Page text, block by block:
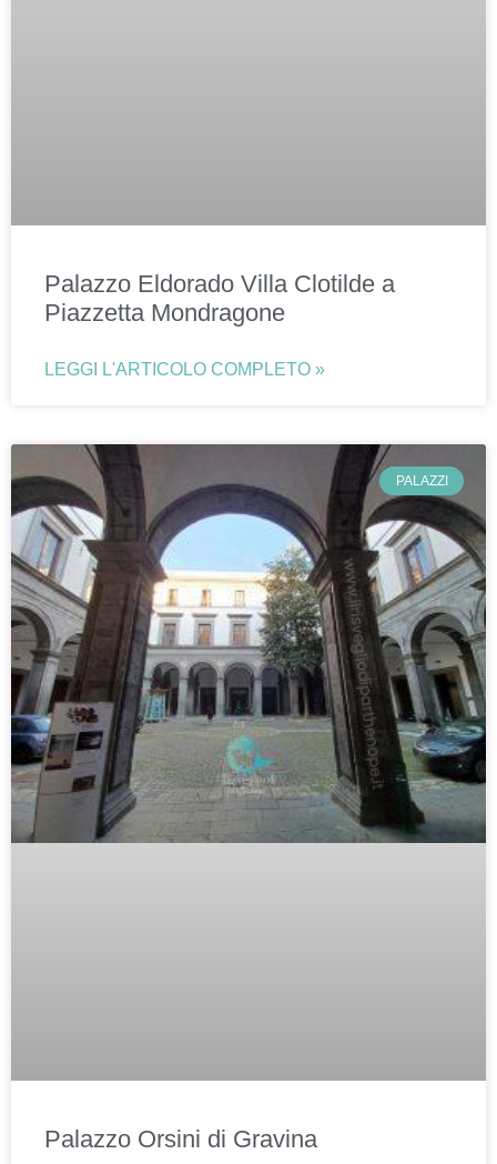
Palazzo Eldorado Villa Clotilde a
Piazzetta Mondragone
LEGGI L'ARTICOLO COMPLETO »
PALAZZI
Palazzo Orsini di Gravina